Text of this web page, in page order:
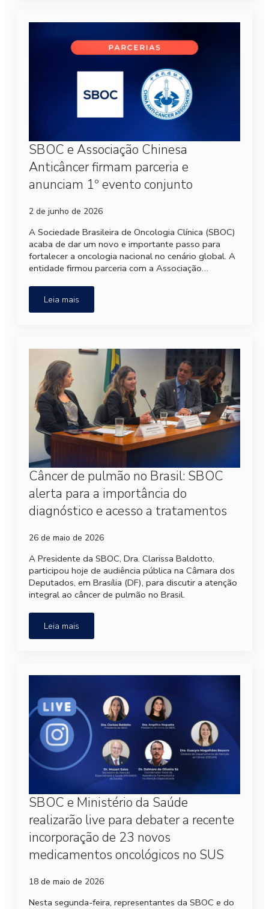
SBOC e Associação Chinesa
Anticâncer firmam parceria e
anunciam 1º evento conjunto
2 de junho de 2026
A Sociedade Brasileira de Oncologia Clínica (SBOC)
acaba de dar um novo e importante passo para
fortalecer a oncologia nacional no cenário global. A
entidade firmou parceria com a Associação…
Leia mais
Câncer de pulmão no Brasil: SBOC
alerta para a importância do
diagnóstico e acesso a tratamentos
26 de maio de 2026
A Presidente da SBOC, Dra. Clarissa Baldotto,
participou hoje de audiência pública na Câmara dos
Deputados, em Brasília (DF), para discutir a atenção
integral ao câncer de pulmão no Brasil.
Leia mais
SBOC e Ministério da Saúde
realizarão live para debater a recente
incorporação de 23 novos
medicamentos oncológicos no SUS
18 de maio de 2026
Nesta segunda-feira, representantes da SBOC e do